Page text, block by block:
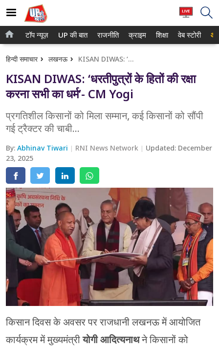
होम
टॉप न्यूज़
UP की बात
क्राइम
शिक्षा
वेब स्टोरी
टॉप न्यूज़ UP की बात राजनीति क्राइम शिक्षा वेब स्टोरी
हिन्दी समाचार लखनऊ KISAN DIWAS: ‘धरतीपुत्रों के हितों की रक्षा करना सभी का धर्म’- CM Yogi
KISAN DIWAS: ‘धरतीपुत्रों के हितों की रक्षा
करना सभी का धर्म’- CM Yogi
प्रगतिशील किसानों को मिला सम्मान, कई किसानों को सौंपी
गई ट्रैक्टर की चाबी...
By:Abhinav Tiwari RNI News Network Updated: December
23, 2025
किसान दिवस के अवसर पर राजधानी लखनऊ में आयोजित
कार्यक्रम में मुख्यमंत्रीयोगी आदित्यनाथने किसानों को
गाजियाबाद
लखनऊ
वाराणसी
आगरा
अयोध्या
अलीगढ़
मथुरा
मेरठ
मुरादाबाद
गोरखपुर
प्रयागराज
रामपुर